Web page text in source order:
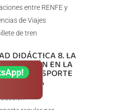
entre RENFE y
de Viajes
de tren
DIDÁCTICA 8. LA
EN LA
DE TRANSPORTE